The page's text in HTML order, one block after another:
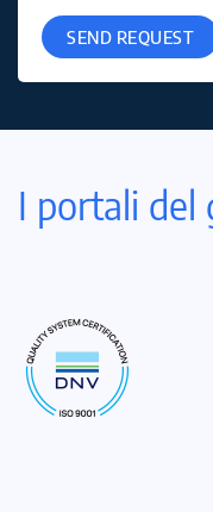
SEND REQUEST
I portali del